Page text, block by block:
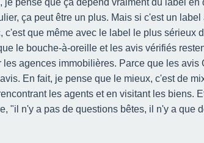
pense que ça dépend vraiment du label
ça peut être un plus. Mais si c'est un
que même avec le label le plus sérieux
le bouche-à-oreille et les avis vérifiés
agences immobilières. Parce que les avis
En fait, je pense que le mieux, c'est de
les agents et en visitant les biens.
"il n'y a pas de questions bêtes, il n'y a que